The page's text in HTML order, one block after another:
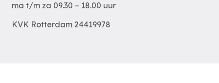
ma t/m za 09.30 – 18.00 uur
KVK Rotterdam 24419978